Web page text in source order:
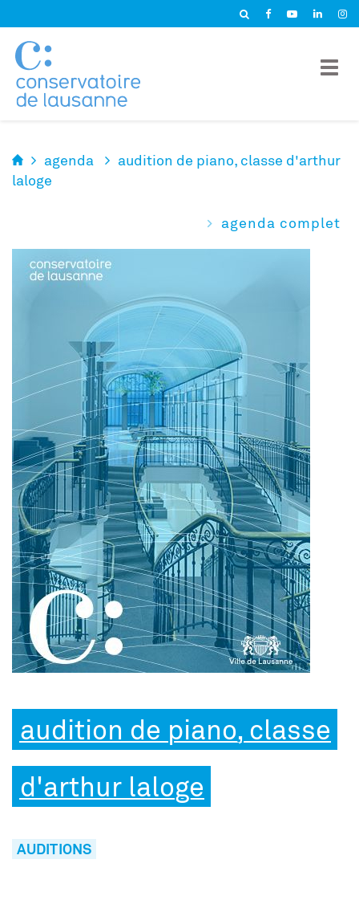
agenda
audition de piano, classe d'arthur
laloge
agenda complet
audition de piano, classe
d'arthur laloge
AUDITIONS